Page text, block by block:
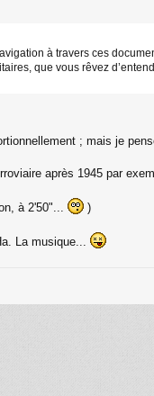
à travers ces
que vous rêvez
; mais je
après 1945 par
à 2'50"...
)
La musique...